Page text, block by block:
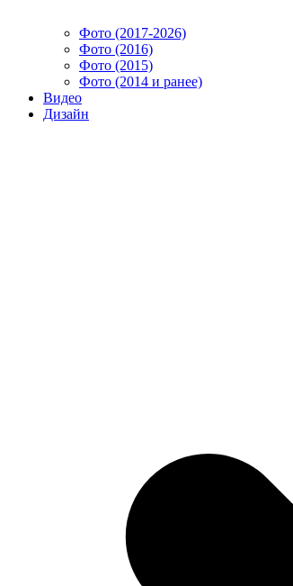
Фото (2017-2026)
Фото (2016)
Фото (2015)
Фото (2014 и ранее)
Видео
Дизайн